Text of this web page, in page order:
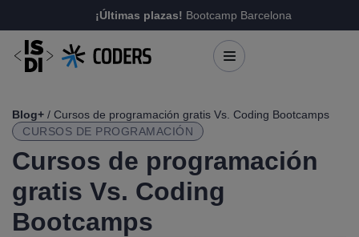
¡Últimas plazas! Bootcamp Barcelona
Blog+ / Cursos de programación gratis Vs. Coding Bootcamps
CURSOS DE PROGRAMACIÓN
Cursos de programación
gratis Vs. Coding
Bootcamps